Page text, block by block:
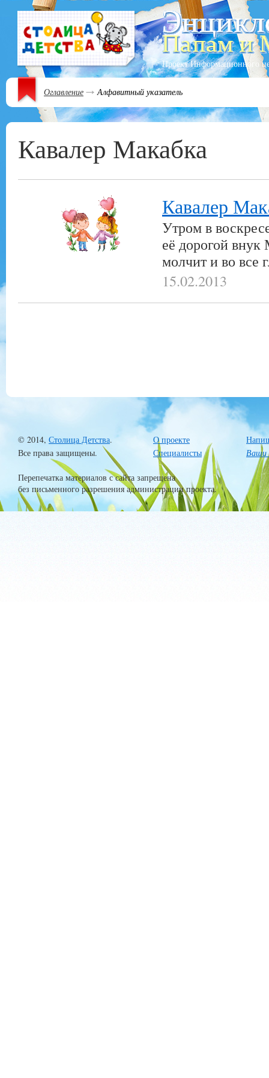
Проект Информационного
Оглавление Алфавитный указатель
Кавалер Макабка
Кавалер
Утром в
её дорогой внук
молчит и во все
15.02.2013
© 2014, Столица Детства.
Все права защищены.
О проекте
Специалисты
Ваши
Перепечатка материалов с сайта запрещена
без письменного разрешения администрации проекта.